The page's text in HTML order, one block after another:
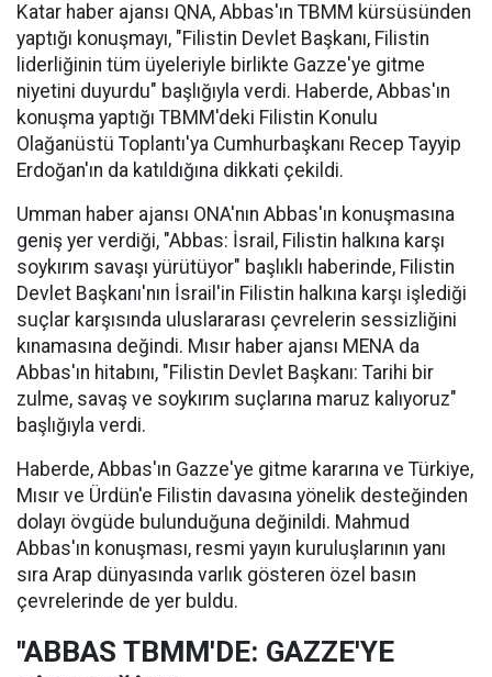
Katar haber ajansı QNA, Abbas'ın TBMM kürsüsünden
yaptığı konuşmayı, "Filistin Devlet Başkanı, Filistin
liderliğinin tüm üyeleriyle birlikte Gazze'ye gitme
niyetini duyurdu" başlığıyla verdi. Haberde, Abbas'ın
konuşma yaptığı TBMM'deki Filistin Konulu
Olağanüstü Toplantı'ya Cumhurbaşkanı Recep Tayyip
Erdoğan'ın da katıldığına dikkati çekildi.
Umman haber ajansı ONA'nın Abbas'ın konuşmasına
geniş yer verdiği, "Abbas: İsrail, Filistin halkına karşı
soykırım savaşı yürütüyor" başlıklı haberinde, Filistin
Devlet Başkanı'nın İsrail'in Filistin halkına karşı işlediği
suçlar karşısında uluslararası çevrelerin sessizliğini
kınamasına değindi. Mısır haber ajansı MENA da
Abbas'ın hitabını, "Filistin Devlet Başkanı: Tarihi bir
zulme, savaş ve soykırım suçlarına maruz kalıyoruz"
başlığıyla verdi.
Haberde, Abbas'ın Gazze'ye gitme kararına ve Türkiye,
Mısır ve Ürdün'e Filistin davasına yönelik desteğinden
dolayı övgüde bulunduğuna değinildi. Mahmud
Abbas'ın konuşması, resmi yayın kuruluşlarının yanı
sıra Arap dünyasında varlık gösteren özel basın
çevrelerinde de yer buldu.
"ABBAS TBMM'DE: GAZZE'YE